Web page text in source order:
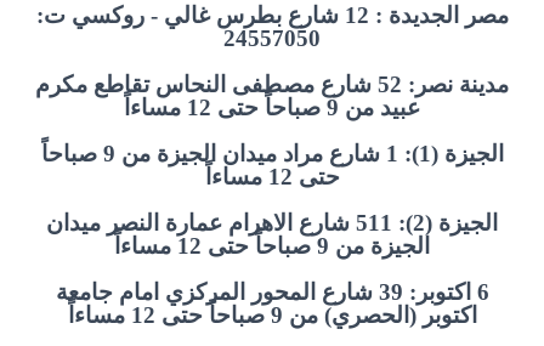
مصر الجديدة : 12 شارع بطرس غالي - روكسي ت:
24557050
مدينة نصر: 52 شارع مصطفى النحاس تقاطع مكرم
عبيد من 9 صباحاً حتى 12 مساءاً
الجيزة (1): 1 شارع مراد ميدان الجيزة من 9 صباحاً
حتى 12 مساءاً
الجيزة (2): 511 شارع الاهرام عمارة النصر ميدان
الجيزة من 9 صباحاً حتى 12 مساءاً
6 اكتوبر: 39 شارع المحور المركزي امام جامعة
اكتوبر (الحصري) من 9 صباحاً حتى 12 مساءاً